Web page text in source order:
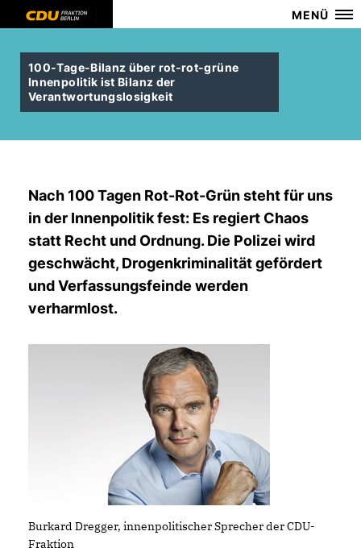
MENÜ
100-Tage-Bilanz über rot-rot-grüne
Innenpolitik ist Bilanz der
Verantwortungslosigkeit
Nach 100 Tagen Rot-Rot-Grün steht für uns
in der Innenpolitik fest: Es regiert Chaos
statt Recht und Ordnung. Die Polizei wird
geschwächt, Drogenkriminalität gefördert
und Verfassungsfeinde werden
verharmlost.
Burkard Dregger, innenpolitischer Sprecher der CDU-
Fraktion